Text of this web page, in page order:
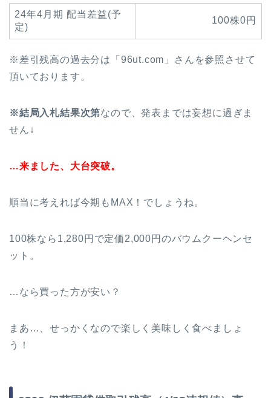
24年4月期 配当差益(予
定)
100株0円
※差引残高の過去分は「96ut.com」さんを参照させて
頂いております。
※結局入札結果次第なので、発表までは妄想に過ぎま
せん↓
…来ました、大台突破。
順当に考えれば今期もMAX！でしょうね。
100株なら1,280円で定価2,000円のバウムクーヘンセ
ット。
…なら買った方が安い？
まあ…、せっかくなので楽しく美味しく食べましょ
う！